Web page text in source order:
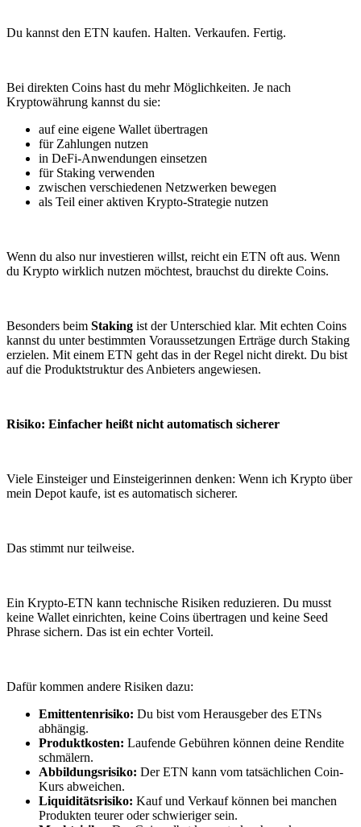
Du kannst den ETN kaufen. Halten. Verkaufen. Fertig.
Bei direkten Coins hast du mehr Möglichkeiten. Je nach
Kryptowährung kannst du sie:
auf eine eigene Wallet übertragen
für Zahlungen nutzen
in DeFi-Anwendungen einsetzen
für Staking verwenden
zwischen verschiedenen Netzwerken bewegen
als Teil einer aktiven Krypto-Strategie nutzen
Wenn du also nur investieren willst, reicht ein ETN oft aus. Wenn
du Krypto wirklich nutzen möchtest, brauchst du direkte Coins.
Besonders beim Staking ist der Unterschied klar. Mit echten Coins
kannst du unter bestimmten Voraussetzungen Erträge durch Staking
erzielen. Mit einem ETN geht das in der Regel nicht direkt. Du bist
auf die Produktstruktur des Anbieters angewiesen.
Risiko: Einfacher heißt nicht automatisch sicherer
Viele Einsteiger und Einsteigerinnen denken: Wenn ich Krypto über
mein Depot kaufe, ist es automatisch sicherer.
Das stimmt nur teilweise.
Ein Krypto-ETN kann technische Risiken reduzieren. Du musst
keine Wallet einrichten, keine Coins übertragen und keine Seed
Phrase sichern. Das ist ein echter Vorteil.
Dafür kommen andere Risiken dazu:
Emittentenrisiko: Du bist vom Herausgeber des ETNs
abhängig.
Produktkosten: Laufende Gebühren können deine Rendite
schmälern.
Abbildungsrisiko: Der ETN kann vom tatsächlichen Coin-
Kurs abweichen.
Liquiditätsrisiko: Kauf und Verkauf können bei manchen
Produkten teurer oder schwieriger sein.